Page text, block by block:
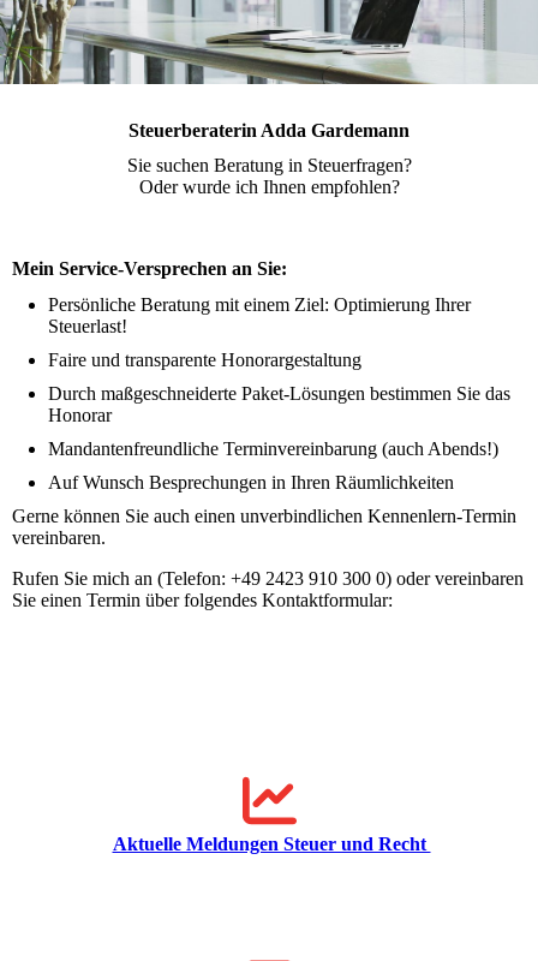
Steuerberaterin Adda Gardemann
Sie suchen Beratung in Steuerfragen?
Oder wurde ich Ihnen empfohlen?
Mein Service-Versprechen an Sie:
Persönliche Beratung mit einem Ziel: Optimierung Ihrer
Steuerlast!
Faire und transparente Honorargestaltung
Durch maßgeschneiderte Paket-Lösungen bestimmen Sie das
Honorar
Mandantenfreundliche Terminvereinbarung (auch Abends!)
Auf Wunsch Besprechungen in Ihren Räumlichkeiten
Gerne können Sie auch einen unverbindlichen Kennenlern-Termin
vereinbaren.
Rufen Sie mich an (Telefon: +49 2423 910 300 0) oder vereinbaren
Sie einen Termin über folgendes Kontaktformular:
Aktuelle Meldungen Steuer und Recht